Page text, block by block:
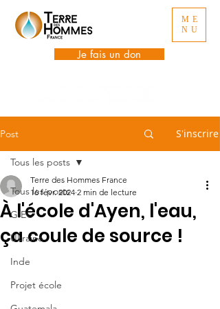
ME
NU
Je fais un don
Post S'inscrire
Tous les posts
GIEC
Ukraine
Inde
Projet école
Tous les posts
À l'école d'Ayen, l'eau,
ça coule de source !
Terre des Hommes France
16 févr. 2024 2 min de lecture